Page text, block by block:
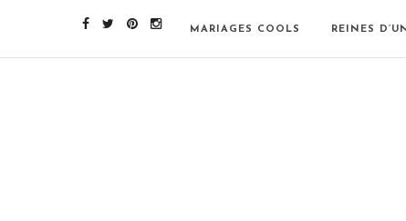
MARIAGES COOLS REINES